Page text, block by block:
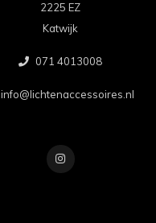
2225 EZ
Katwijk
071 4013008
info@lichtenaccessoires.nl